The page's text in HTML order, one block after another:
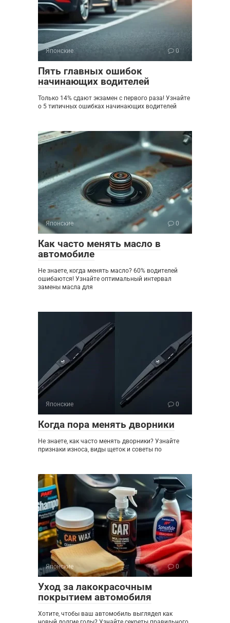
Японские 0
Пять главных ошибок
начинающих водителей
Только 14% сдают экзамен с первого раза! Узнайте
о 5 типичных ошибках начинающих водителей
Японские 0
Как часто менять масло в
автомобиле
Не знаете, когда менять масло? 60% водителей
ошибаются! Узнайте оптимальный интервал
замены масла для
Японские 0
Когда пора менять дворники
Не знаете, как часто менять дворники? Узнайте
признаки износа, виды щеток и советы по
Японские 0
Уход за лакокрасочным
покрытием автомобиля
Хотите, чтобы ваш автомобиль выглядел как